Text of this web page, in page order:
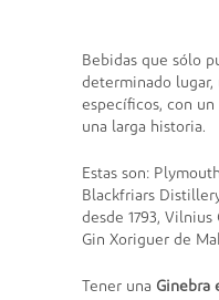
Bebidas que sólo
determinado
específicos, con
una larga historia.
Estas son:
Blackfriars
desde 1793,
Gin Xoriguer de
Tener una Ginebra